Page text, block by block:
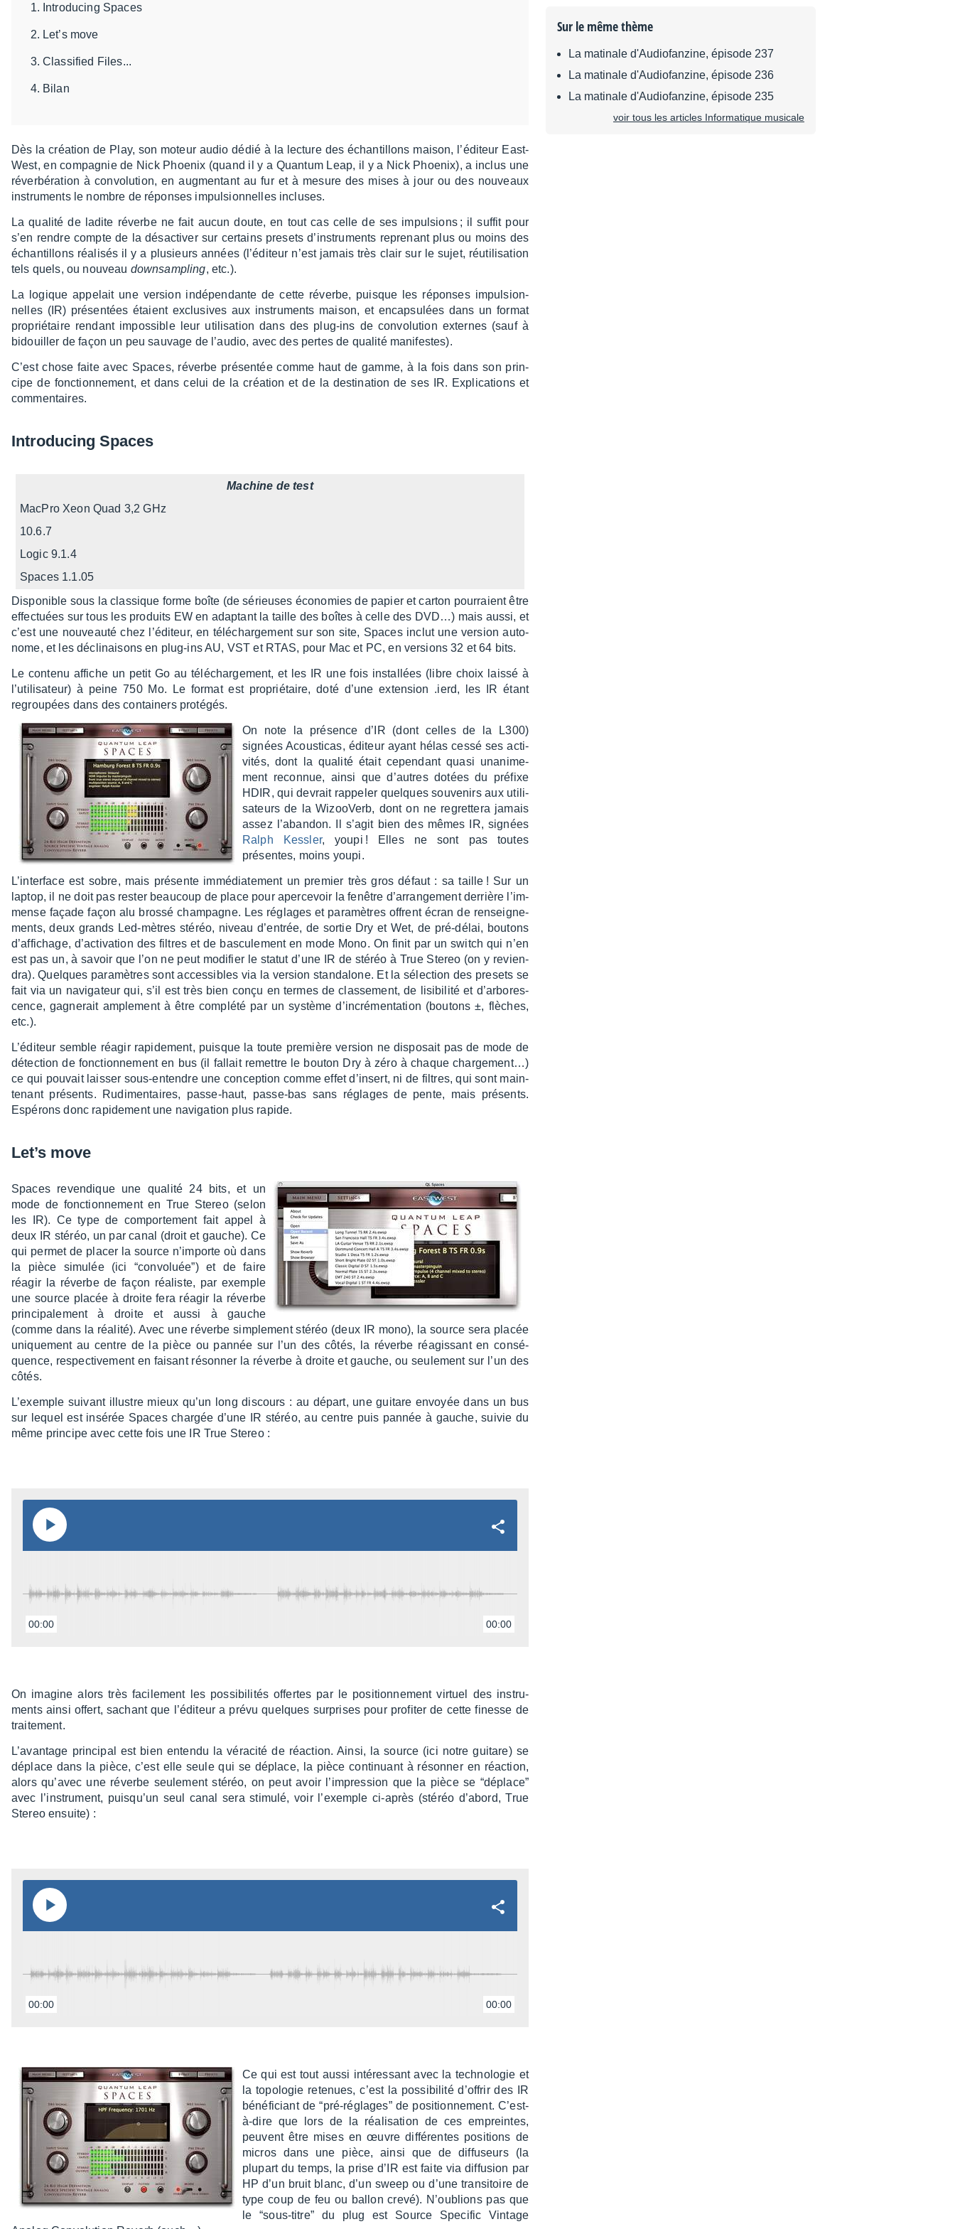
Introducing Spaces
Let’s move
Classified Files...
Bilan
Dès la créa­tion de Play, son moteur audio dédié à la lecture des échan­tillons maison, l’édi­teur East­
West, en compa­gnie de Nick Phoe­nix (quand il y a Quan­tum Leap, il y a Nick Phoe­nix), a inclus une
réver­bé­ra­tion à convo­lu­tion, en augmen­tant au fur et à mesure des mises à jour ou des nouveaux
instru­ments le nombre de réponses impul­sion­nelles incluses.
La qualité de ladite réverbe ne fait aucun doute, en tout cas celle de ses impul­sions ; il suffit pour
s’en rendre compte de la désac­ti­ver sur certains presets d’ins­tru­ments repre­nant plus ou moins des
échan­tillons réali­sés il y a plusieurs années (l’édi­teur n’est jamais très clair sur le sujet, réuti­li­sa­tion
tels quels, ou nouveau down­sam­pling, etc.).
La logique appe­lait une version indé­pen­dante de cette réverbe, puisque les réponses impul­sion­
nelles (IR) présen­tées étaient exclu­sives aux instru­ments maison, et encap­su­lées dans un format
proprié­taire rendant impos­sible leur utili­sa­tion dans des plug-ins de convo­lu­tion externes (sauf à
bidouiller de façon un peu sauvage de l’au­dio, avec des pertes de qualité mani­festes).
C’est chose faite avec Spaces, réverbe présen­tée comme haut de gamme, à la fois dans son prin­
cipe de fonc­tion­ne­ment, et dans celui de la créa­tion et de la desti­na­tion de ses IR. Expli­ca­tions et
commen­taires.
Intro­du­cing Spaces
Machine de test
MacPro Xeon Quad 3,2 GHz
10.6.7
Logic 9.1.4
Spaces 1.1.05
Dispo­nible sous la clas­sique forme boîte (de sérieuses écono­mies de papier et carton pour­raient être
effec­tuées sur tous les produits EW en adap­tant la taille des boîtes à celle des DVD…) mais aussi, et
c’est une nouveauté chez l’édi­teur, en télé­char­ge­ment sur son site, Spaces inclut une version auto­
nome, et les décli­nai­sons en plug-ins AU, VST et RTAS, pour Mac et PC, en versions 32 et 64 bits.
Le contenu affiche un petit Go au télé­char­ge­ment, et les IR une fois instal­lées (libre choix laissé à
l’uti­li­sa­teur) à peine 750 Mo. Le format est proprié­taire, doté d’une exten­sion .ierd, les IR étant
regrou­pées dans des contai­ners proté­gés.
On note la présence d’IR (dont celles de la L300)
signées Acous­ti­cas, éditeur ayant hélas cessé ses acti­
vi­tés, dont la qualité était cepen­dant quasi unani­me­
ment recon­nue, ainsi que d’autres dotées du préfixe
HDIR, qui devrait rappe­ler quelques souve­nirs aux utili­
sa­teurs de la Wizoo­Verb, dont on ne regret­tera jamais
assez l’aban­don. Il s’agit bien des mêmes IR, signées
Ralph Kess­ler, youpi ! Elles ne sont pas toutes
présentes, moins youpi.
L’in­ter­face est sobre, mais présente immé­dia­te­ment un premier très gros défaut : sa taille ! Sur un
laptop, il ne doit pas rester beau­coup de place pour aper­ce­voir la fenêtre d’ar­ran­ge­ment derrière l’im­
mense façade façon alu brossé cham­pagne. Les réglages et para­mètres offrent écran de rensei­gne­
ments, deux grands Led-mètres stéréo, niveau d’en­trée, de sortie Dry et Wet, de pré-délai, boutons
d’af­fi­chage, d’ac­ti­va­tion des filtres et de bascu­le­ment en mode Mono. On finit par un switch qui n’en
est pas un, à savoir que l’on ne peut modi­fier le statut d’une IR de stéréo à True Stereo (on y revien­
dra). Quelques para­mètres sont acces­sibles via la version stan­da­lone. Et la sélec­tion des presets se
fait via un navi­ga­teur qui, s’il est très bien conçu en termes de clas­se­ment, de lisi­bi­lité et d’ar­bo­res­
cence, gagne­rait ample­ment à être complété par un système d’in­cré­men­ta­tion (boutons ±, flèches,
etc.).
L’édi­teur semble réagir rapi­de­ment, puisque la toute première version ne dispo­sait pas de mode de
détec­tion de fonc­tion­ne­ment en bus (il fallait remettre le bouton Dry à zéro à chaque char­ge­ment…)
ce qui pouvait lais­ser sous-entendre une concep­tion comme effet d’in­sert, ni de filtres, qui sont main­
te­nant présents. Rudi­men­taires, passe-haut, passe-bas sans réglages de pente, mais présents.
Espé­rons donc rapi­de­ment une navi­ga­tion plus rapide.
Let’s move
Spaces reven­dique une qualité 24 bits, et un
mode de fonc­tion­ne­ment en True Stereo (selon
les IR). Ce type de compor­te­ment fait appel à
deux IR stéréo, un par canal (droit et gauche). Ce
qui permet de placer la source n’im­porte où dans
la pièce simu­lée (ici “convo­luée”) et de faire
réagir la réverbe de façon réaliste, par exemple
une source placée à droite fera réagir la réverbe
prin­ci­pa­le­ment à droite et aussi à gauche
(comme dans la réalité). Avec une réverbe simple­ment stéréo (deux IR mono), la source sera placée
unique­ment au centre de la pièce ou pannée sur l’un des côtés, la réverbe réagis­sant en consé­
quence, respec­ti­ve­ment en faisant réson­ner la réverbe à droite et gauche, ou seule­ment sur l’un des
côtés.
L’exemple suivant illustre mieux qu’un long discours : au départ, une guitare envoyée dans un bus
sur lequel est insé­rée Spaces char­gée d’une IR stéréo, au centre puis pannée à gauche, suivie du
même prin­cipe avec cette fois une IR True Stereo :
00:00 00:00
On imagine alors très faci­le­ment les possi­bi­li­tés offertes par le posi­tion­ne­ment virtuel des instru­
ments ainsi offert, sachant que l’édi­teur a prévu quelques surprises pour profi­ter de cette finesse de
trai­te­ment.
L’avan­tage prin­ci­pal est bien entendu la véra­cité de réac­tion. Ainsi, la source (ici notre guitare) se
déplace dans la pièce, c’est elle seule qui se déplace, la pièce conti­nuant à réson­ner en réac­tion,
alors qu’avec une réverbe seule­ment stéréo, on peut avoir l’im­pres­sion que la pièce se “déplace”
avec l’ins­tru­ment, puisqu’un seul canal sera stimulé, voir l’exemple ci-après (stéréo d’abord, True
Stereo ensuite) :
00:00 00:00
Ce qui est tout aussi inté­res­sant avec la tech­no­lo­gie et
la topo­lo­gie rete­nues, c’est la possi­bi­lité d’of­frir des IR
béné­fi­ciant de “pré-réglages” de posi­tion­ne­ment. C’est-
à-dire que lors de la réali­sa­tion de ces empreintes,
peuvent être mises en œuvre diffé­rentes posi­tions de
micros dans une pièce, ainsi que de diffu­seurs (la
plupart du temps, la prise d’IR est faite via diffu­sion par
HP d’un bruit blanc, d’un sweep ou d’une tran­si­toire de
type coup de feu ou ballon crevé). N’ou­blions pas que
le “sous-titre” du plug est Source Speci­fic Vintage
Sur le même thème
La matinale d'Audiofanzine, épisode 237
La matinale d'Audiofanzine, épisode 236
La matinale d'Audiofanzine, épisode 235
voir tous les articles Informatique musicale